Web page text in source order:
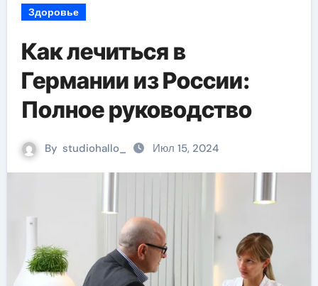
Здоровье
Как лечиться в
Германии из России:
Полное руководство
By studiohallo_ Июл 15, 2024